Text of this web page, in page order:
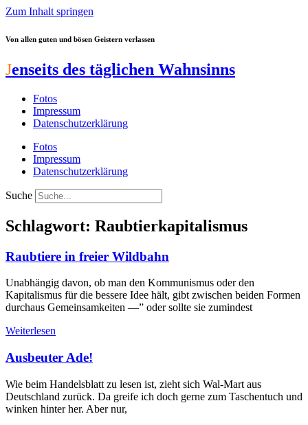
Zum Inhalt springen
Von allen guten und bösen Geistern verlassen
Jenseits des täglichen Wahnsinns
Fotos
Impressum
Datenschutzerklärung
Fotos
Impressum
Datenschutzerklärung
Suche
Schlagwort: Raubtierkapitalismus
Raubtiere in freier Wildbahn
Unabhängig davon, ob man den Kommunismus oder den
Kapitalismus für die bessere Idee hält, gibt zwischen beiden Formen
durchaus Gemeinsamkeiten —” oder sollte sie zumindest
Weiterlesen
Ausbeuter Ade!
Wie beim Handelsblatt zu lesen ist, zieht sich Wal-Mart aus
Deutschland zurück. Da greife ich doch gerne zum Taschentuch und
winken hinter her. Aber nur,